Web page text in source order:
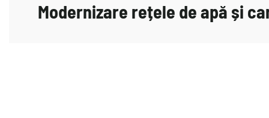
Modernizare rețele de apă și